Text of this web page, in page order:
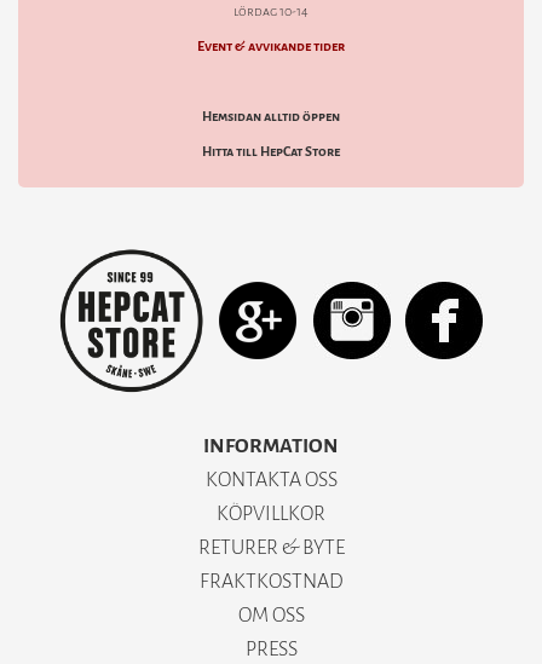
lördag 10-14
Event & avvikande tider
Hemsidan alltid öppen
Hitta till HepCat Store
INFORMATION
KONTAKTA OSS
KÖPVILLKOR
RETURER & BYTE
FRAKTKOSTNAD
OM OSS
PRESS